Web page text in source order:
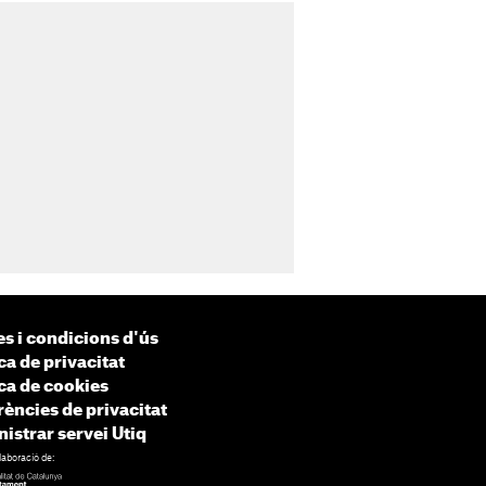
i condicions d'ús
de privacitat
de cookies
de privacitat
servei Utiq
de: